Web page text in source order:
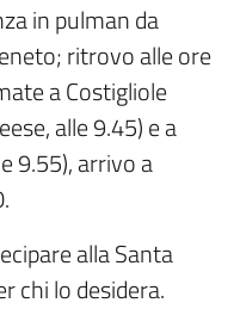
in pulman da
ritrovo alle ore
a Costigliole
alle 9.45) e a
9.55), arrivo a
alla Santa
chi lo desidera.